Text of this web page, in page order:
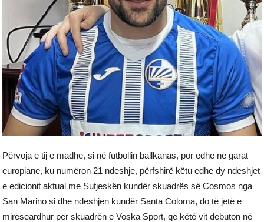
Përvoja e tij e madhe, si në futbollin ballkanas, por edhe në garat
europiane, ku numëron 21 ndeshje, përfshirë këtu edhe dy ndeshjet
e edicionit aktual me Sutjeskën kundër skuadrës së Cosmos nga
San Marino si dhe ndeshjen kundër Santa Coloma, do të jetë e
mirëseardhur për skuadrën e Voska Sport, që këtë vit debuton në